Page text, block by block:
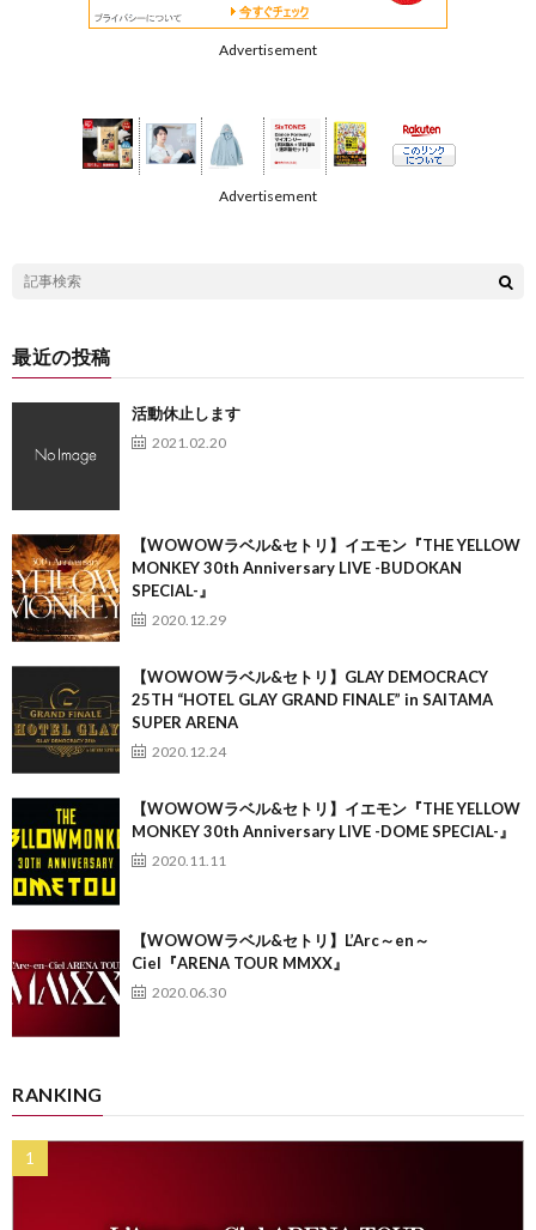
Advertisement
Advertisement
最近の投稿
活動休止します
2021.02.20
【WOWOWラベル&セトリ】イエモン『THE YELLOW
MONKEY 30th Anniversary LIVE -BUDOKAN
SPECIAL-』
2020.12.29
【WOWOWラベル&セトリ】GLAY DEMOCRACY
25TH “HOTEL GLAY GRAND FINALE” in SAITAMA
SUPER ARENA
2020.12.24
【WOWOWラベル&セトリ】イエモン『THE YELLOW
MONKEY 30th Anniversary LIVE -DOME SPECIAL-』
2020.11.11
【WOWOWラベル&セトリ】L’Arc～en～
Ciel『ARENA TOUR MMXX』
2020.06.30
RANKING